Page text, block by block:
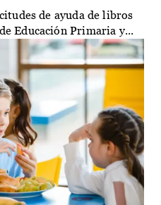
de ayuda de libros
Educación Primaria y...